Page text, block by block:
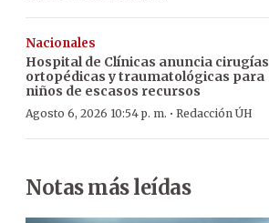
Nacionales
Hospital de Clínicas anuncia cirugías
ortopédicas y traumatológicas para
niños de escasos recursos
Agosto 6, 2026 10:54 p. m. · Redacción ÚH
Notas más leídas